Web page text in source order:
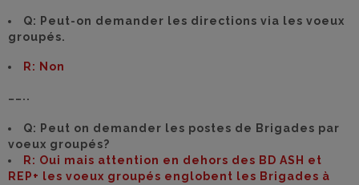
Q: Peut-on demander les directions via les voeux
groupés.
R: Non
……..
Q: Peut on demander les postes de Brigades par
voeux groupés?
R: Oui mais attention en dehors des BD ASH et
REP+ les voeux groupés englobent les Brigades à